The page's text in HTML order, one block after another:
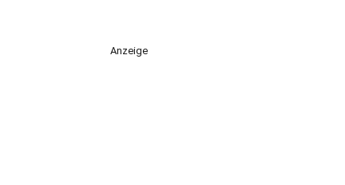
Anzeige